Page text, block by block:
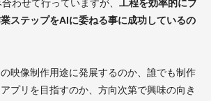
わせて行っていますが、 工程を効率的にブ
ステップをAIに委ねる事に成功しているの
映像制作用途に発展するのか、誰でも制作
プリを目指すのか、方向次第で興味の向き